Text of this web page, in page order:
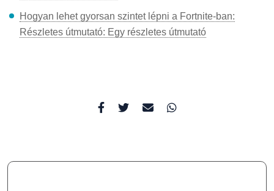
Hogyan lehet gyorsan szintet lépni a Fortnite-ban:
Részletes útmutató: Egy részletes útmutató